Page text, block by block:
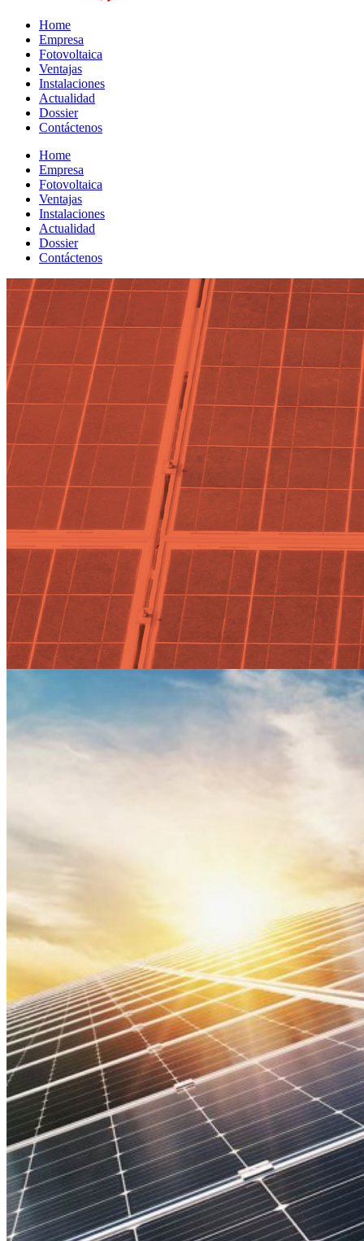
Home
Empresa
Fotovoltaica
Ventajas
Instalaciones
Actualidad
Dossier
Contáctenos
Home
Empresa
Fotovoltaica
Ventajas
Instalaciones
Actualidad
Dossier
Contáctenos
Exolum construye una planta
autoconsumo energético